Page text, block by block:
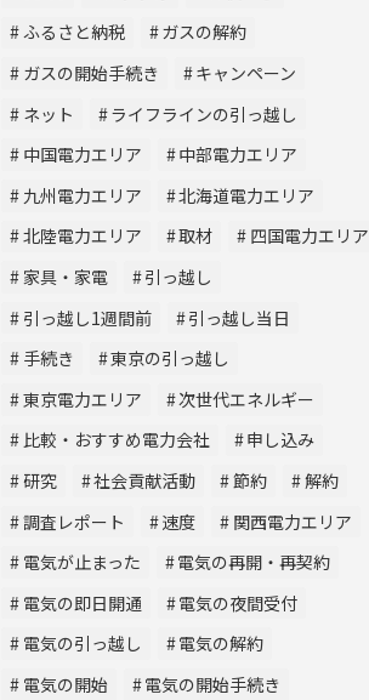
ふるさと納税
ガスの解約
ガスの開始手続き
キャンペーン
ネット
ライフラインの引っ越し
中国電力エリア
中部電力エリア
九州電力エリア
北海道電力エリア
北陸電力エリア
取材
四国電力エリア
家具・家電
引っ越し
引っ越し1週間前
引っ越し当日
手続き
東京の引っ越し
東京電力エリア
次世代エネルギー
比較・おすすめ電力会社
申し込み
研究
社会貢献活動 節約
解約
調査レポート
速度
関西電力エリア
電気が止まった
電気の再開・再契約
電気の即日開通
電気の夜間受付
電気の引っ越し
電気の解約
電気の開始
電気の開始手続き